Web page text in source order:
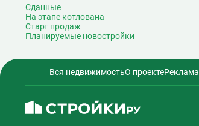
Бибирево
Библиотека имени Ленина
Битцевский парк
Боровское шоссе
Братиславская
Сданные
На этапе котлована
Старт продаж
Планируемые новостройки
Вся недвижимостьО проектеРеклама